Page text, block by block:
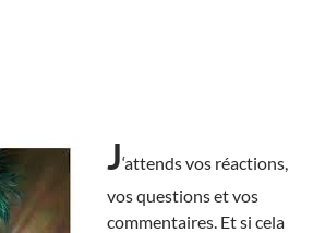
J‘attends vos réactions,
vos questions et vos
commentaires. Et si cela